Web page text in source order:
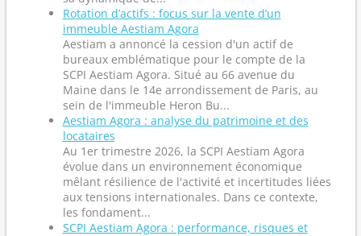
Rotation d’actifs : focus sur la vente d’un
immeuble Aestiam Agora
Aestiam a annoncé la cession d'un actif de
bureaux emblématique pour le compte de la
SCPI Aestiam Agora. Situé au 66 avenue du
Maine dans le 14e arrondissement de Paris, au
sein de l'immeuble Heron Bu...
Aestiam Agora : analyse du patrimoine et des
locataires
Au 1er trimestre 2026, la SCPI Aestiam Agora
évolue dans un environnement économique
mêlant résilience de l'activité et incertitudes liées
aux tensions internationales. Dans ce contexte,
les fondament...
SCPI Aestiam Agora : performance, risques et